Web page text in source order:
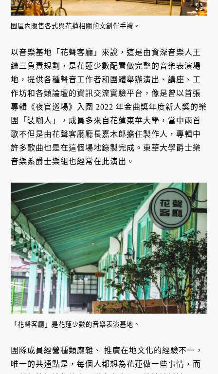
園區內販售各式與花蓮相關的文創伴手禮。
以音樂基地「花聲客廳」來說，這是由資深音樂人王
繼三負責規劃，是花蓮少數配置做完整的音樂表演場
地，提供各種聲音工作者和團體舉辦演出、講座、工
作坊和各類論壇的資訊交流實驗平台，像是曾以首張
專輯《夜官巡場》入圍 2022 年金曲獎年度新人獎的樂
團「裝咖人」，成員多來自花蓮東華大學，當中兩首
歌不但是由花聲客廳廳長嘉木郎擔任製作人，專輯中
許多歌曲也是在這個場地錄製完成。東華大學爵士樂
音樂系爵士樂組也經常在此演出。
「花聲客廳」是花蓮少數的音樂表演基地。
團隊成員經營種類龐雜、 推廣在地文化的經驗不一，
唯一的共通點是，每個人都想為花蓮做一些事情，而